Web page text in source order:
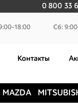
0 800 33
18:00 Сб:
Контакты
MAZDA